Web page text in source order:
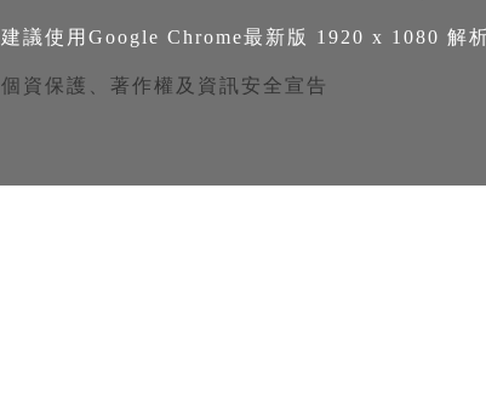
建議使用Google Chrome最新版 1920 x 1080 解
個資保護、著作權及資訊安全宣告